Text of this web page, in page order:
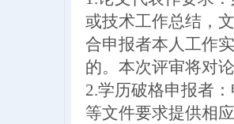
或技术工作总结，
合申报者本人工作
的。本次评审将对
2.学历破格申报者
等文件要求提供相